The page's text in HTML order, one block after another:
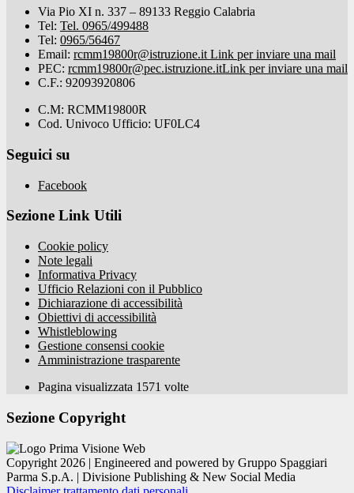
Via Pio XI n. 337 – 89133 Reggio Calabria
Tel: Tel. 0965/499488
Tel: 0965/56467
Email: rcmm19800r@istruzione.it Link per inviare una mail
PEC: rcmm19800r@pec.istruzione.itLink per inviare una mail
C.F.: 92093920806
C.M: RCMM19800R
Cod. Univoco Ufficio: UF0LC4
Seguici su
Facebook
Sezione Link Utili
Cookie policy
Note legali
Informativa Privacy
Ufficio Relazioni con il Pubblico
Dichiarazione di accessibilità
Obiettivi di accessibilità
Whistleblowing
Gestione consensi cookie
Amministrazione trasparente
Pagina visualizzata 1571 volte
Sezione Copyright
Copyright 2026 | Engineered and powered by Gruppo Spaggiari
Parma S.p.A. | Divisione Publishing & New Social Media